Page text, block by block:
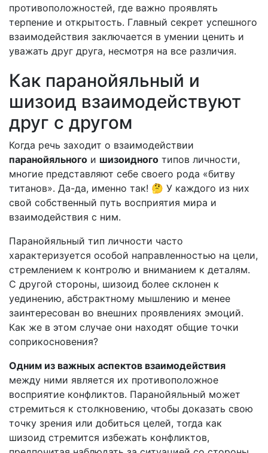
противоположностей, где важно проявлять
терпение и открытость. Главный секрет успешного
взаимодействия заключается в умении ценить и
уважать друг друга, несмотря на все различия.
Как паранойяльный и
шизоид взаимодействуют
друг с другом
Когда речь заходит о взаимодействии
паранойяльного и шизоидного типов личности,
многие представляют себе своего рода «битву
титанов». Да-да, именно так! 🤔 У каждого из них
свой собственный путь восприятия мира и
взаимодействия с ним.
Паранойяльный тип личности часто
характеризуется особой направленностью на цели,
стремлением к контролю и вниманием к деталям.
С другой стороны, шизоид более склонен к
уединению, абстрактному мышлению и менее
заинтересован во внешних проявлениях эмоций.
Как же в этом случае они находят общие точки
соприкосновения?
Одним из важных аспектов взаимодействия
между ними является их противоположное
восприятие конфликтов. Паранойяльный может
стремиться к столкновению, чтобы доказать свою
точку зрения или добиться целей, тогда как
шизоид стремится избежать конфликтов,